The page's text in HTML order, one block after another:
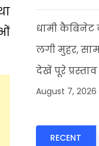
धामी कैबिनेट
लगी मुहर,
देखें पूरे प्रस्ताव
August 7, 2026
RECENT